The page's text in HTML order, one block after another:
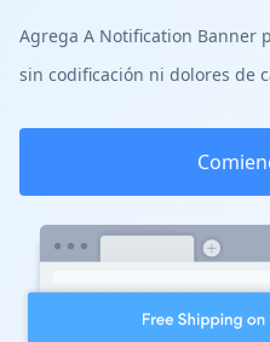
Agrega A Notification Banner
sin codificación ni dolores de